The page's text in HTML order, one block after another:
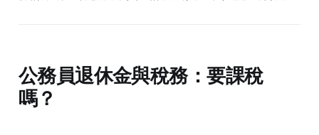
公務員退休金與稅務：要課稅
嗎？